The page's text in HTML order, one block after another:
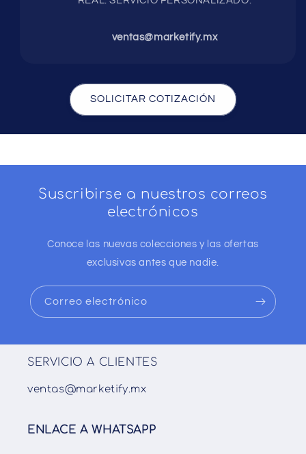
ventas@marketify.mx
SOLICITAR COTIZACIÓN
Suscribirse a nuestros correos
electrónicos
Conoce las nuevas colecciones y las ofertas
exclusivas antes que nadie.
Correo electrónico
SERVICIO A CLIENTES
ventas@marketify.mx
ENLACE A WHATSAPP